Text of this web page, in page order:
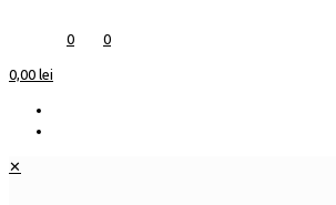
0 0
0,00 lei
✕